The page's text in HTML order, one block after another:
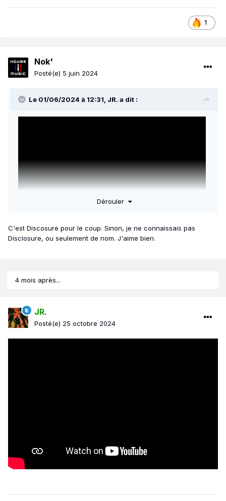
1
Nok'
Posté(e) 5 juin 2024
Le 01/06/2024 à 12:31, JR. a dit :
Dérouler
C'est Discosure pour le coup. Sinon, je ne connaissais pas
Disclosure, ou seulement de nom. J'aime bien.
4 mois après...
JR.
Posté(e) 25 octobre 2024